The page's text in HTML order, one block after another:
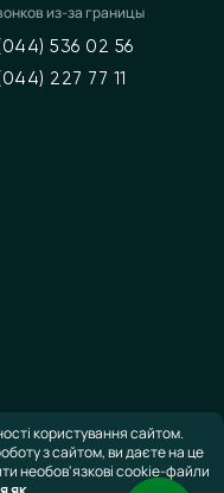
из-за границы
536 02 56
227 77 11
користування сайтом.
з сайтом, ви даєте на це
необов'язкові cookie-файли